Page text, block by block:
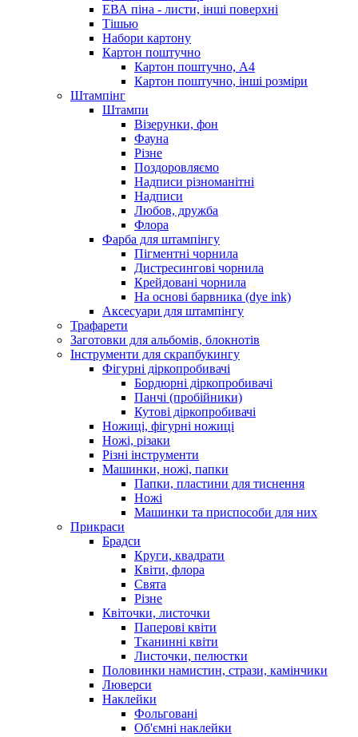
ЕВА піна - листи, інші поверхні
Тішью
Набори картону
Картон поштучно
Картон поштучно, А4
Картон поштучно, інші розміри
Штампінг
Штампи
Візерунки, фон
Фауна
Різне
Поздоровляємо
Надписи різноманітні
Надписи
Любов, дружба
Флора
Фарба для штампінгу
Пігментні чорнила
Дистресингові чорнила
Крейдовані чорнила
На основі барвника (dye ink)
Аксесуари для штампінгу
Трафарети
Заготовки для альбомів, блокнотів
Інструменти для скрапбукингу
Фігурні діркопробивачі
Бордюрні діркопробивачі
Панчі (пробійники)
Кутові діркопробивачі
Ножиці, фігурні ножиці
Ножі, різаки
Різні інструменти
Машинки, ножі, папки
Папки, пластини для тиснення
Ножі
Машинки та приспособи для них
Прикраси
Брадси
Круги, квадрати
Квіти, флора
Свята
Різне
Квіточки, листочки
Паперові квіти
Тканинні квіти
Листочки, пелюстки
Половинки намистин, стрази, камінчики
Люверси
Наклейки
Фольговані
Об'ємні наклейки